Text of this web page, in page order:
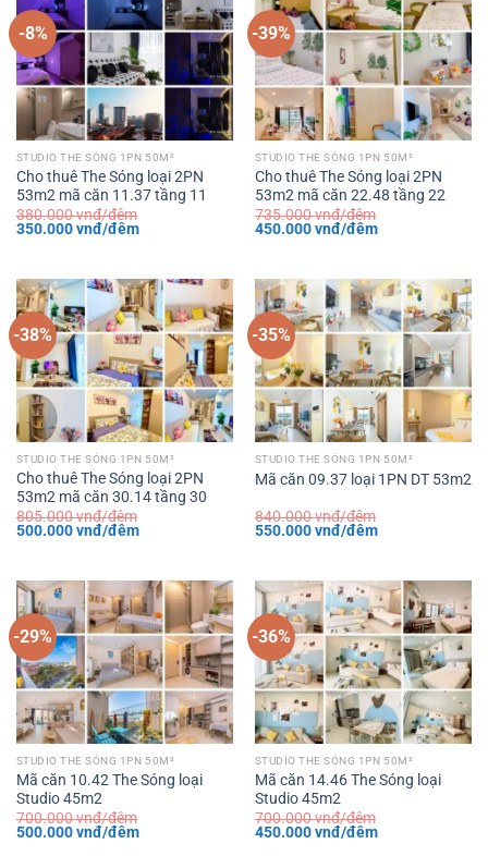
-8%
STUDIO THE SÓNG 1PN 50M²
Cho thuê The Sóng loại 2PN
53m2 mã căn 11.37 tầng 11
380.000vnđ/đêm
Giá
đêm.
350.000vnđ/đêmGiá
350.000 vnđ/
đêm.
-39%
STUDIO THE SÓNG 1PN 50M²
Cho thuê The Sóng loại 2PN
53m2 mã căn 22.48 tầng 22
735.000vnđ/đêm
Giá
đêm.
450.000vnđ/đêmGiá
450.000 vnđ/
đêm.
-38%
STUDIO THE SÓNG 1PN 50M²
Cho thuê The Sóng loại 2PN
53m2 mã căn 30.14 tầng 30
805.000vnđ/đêm
Giá
đêm.
500.000vnđ/đêmGiá
500.000 vnđ/
đêm.
-35%
STUDIO THE SÓNG 1PN 50M²
Mã căn 09.37 loại 1PN DT 53m2
840.000vnđ/đêm
Giá
đêm.
550.000vnđ/đêmGiá
550.000 vnđ/
đêm.
-29%
STUDIO THE SÓNG 1PN 50M²
Mã căn 10.42 The Sóng loại
Studio 45m2
700.000vnđ/đêm
Giá
500.000vnđ/đêmGiá
-36%
STUDIO THE SÓNG 1PN 50M²
Mã căn 14.46 The Sóng loại
Studio 45m2
700.000vnđ/đêm
Giá
450.000vnđ/đêmGiá